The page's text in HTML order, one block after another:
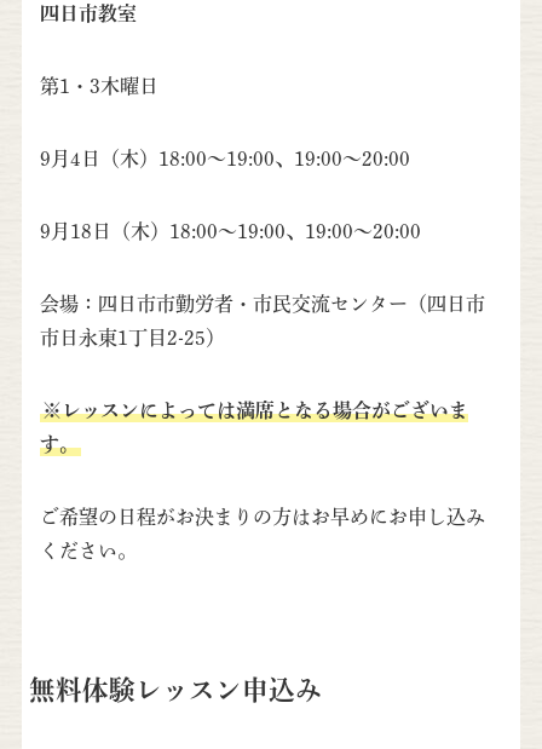
四日市教室
第1・3木曜日
9月4日（木）18:00～19:00、19:00～20:00
9月18日（木）18:00～19:00、19:00～20:00
会場：四日市市勤労者・市民交流センター（四日市
市日永東1丁目2-25）
※レッスンによっては満席となる場合がございま
す。
ご希望の日程がお決まりの方はお早めにお申し込み
ください。
無料体験レッスン申込み